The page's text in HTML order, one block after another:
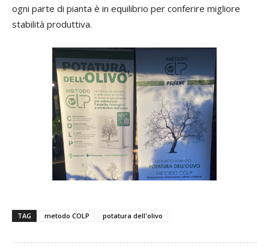
ogni parte di pianta è in equilibrio per conferire migliore
stabilità produttiva.
TAG metodo COLP potatura dell'olivo